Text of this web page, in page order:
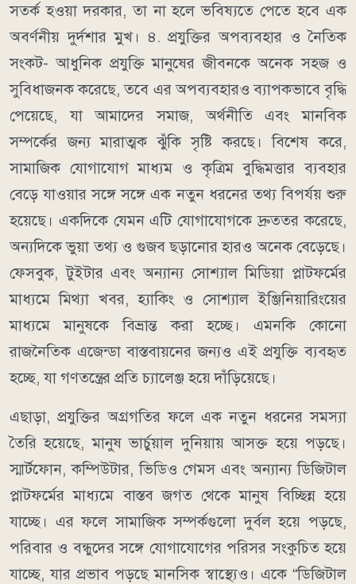
সতর্ক হওয়া দরকার, তা না হলে ভবিষ্যতে পেতে হবে এক
অবর্ণনীয় দুর্দশার মুখ। ৪. প্রযুক্তির অপব্যবহার ও নৈতিক
সংকট- আধুনিক প্রযুক্তি মানুষের জীবনকে অনেক সহজ ও
সুবিধাজনক করেছে, তবে এর অপব্যবহারও ব্যাপকভাবে বৃদ্ধি
পেয়েছে, যা আমাদের সমাজ, অর্থনীতি এবং মানবিক
সম্পর্কের জন্য মারাত্মক ঝুঁকি সৃষ্টি করছে। বিশেষ করে,
সামাজিক যোগাযোগ মাধ্যম ও কৃত্রিম বুদ্ধিমত্তার ব্যবহার
বেড়ে যাওয়ার সঙ্গে সঙ্গে এক নতুন ধরনের তথ্য বিপর্যয় শুরু
হয়েছে। একদিকে যেমন এটি যোগাযোগকে দ্রুততর করেছে,
অন্যদিকে ভুয়া তথ্য ও গুজব ছড়ানোর হারও অনেক বেড়েছে।
ফেসবুক, টুইটার এবং অন্যান্য সোশ্যাল মিডিয়া প্লাটফর্মের
মাধ্যমে মিথ্যা খবর, হ্যাকিং ও সোশ্যাল ইঞ্জিনিয়ারিংয়ের
মাধ্যমে মানুষকে বিভ্রান্ত করা হচ্ছে। এমনকি কোনো
রাজনৈতিক এজেন্ডা বাস্তবায়নের জন্যও এই প্রযুক্তি ব্যবহৃত
হচ্ছে, যা গণতন্ত্রের প্রতি চ্যালেঞ্জ হয়ে দাঁড়িয়েছে।
এছাড়া, প্রযুক্তির অগ্রগতির ফলে এক নতুন ধরনের সমস্যা
তৈরি হয়েছে, মানুষ ভার্চুয়াল দুনিয়ায় আসক্ত হয়ে পড়ছে।
স্মার্টফোন, কম্পিউটার, ভিডিও গেমস এবং অন্যান্য ডিজিটাল
প্লাটফর্মের মাধ্যমে বাস্তব জগত থেকে মানুষ বিচ্ছিন্ন হয়ে
যাচ্ছে। এর ফলে সামাজিক সম্পর্কগুলো দুর্বল হয়ে পড়ছে,
পরিবার ও বন্ধুদের সঙ্গে যোগাযোগের পরিসর সংকুচিত হয়ে
যাচ্ছে, যার প্রভাব পড়ছে মানসিক স্বাস্থ্যেও। একে “ডিজিটাল